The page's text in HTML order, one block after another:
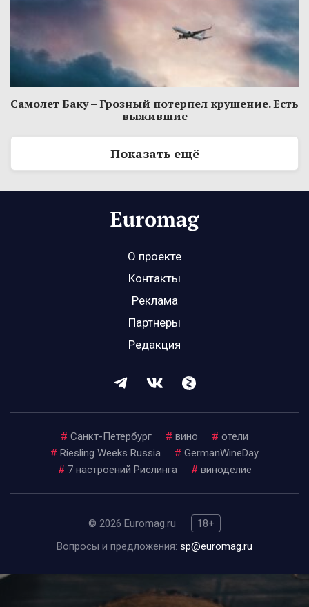
Самолет Баку – Грозный потерпел крушение. Есть
выжившие
Показать ещё
О проекте
Контакты
Реклама
Партнеры
Редакция
# Санкт-Петербург # вино # отели
# Riesling Weeks Russia # GermanWineDay
# 7 настроений Рислинга # виноделие
© 2026 Euromag.ru
18+
Вопросы и предложения: sp@euromag.ru